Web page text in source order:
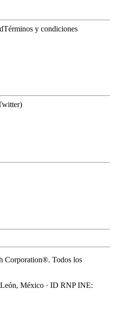
Términos y condiciones
Corporation®. Todos los
México · ID RNP INE: